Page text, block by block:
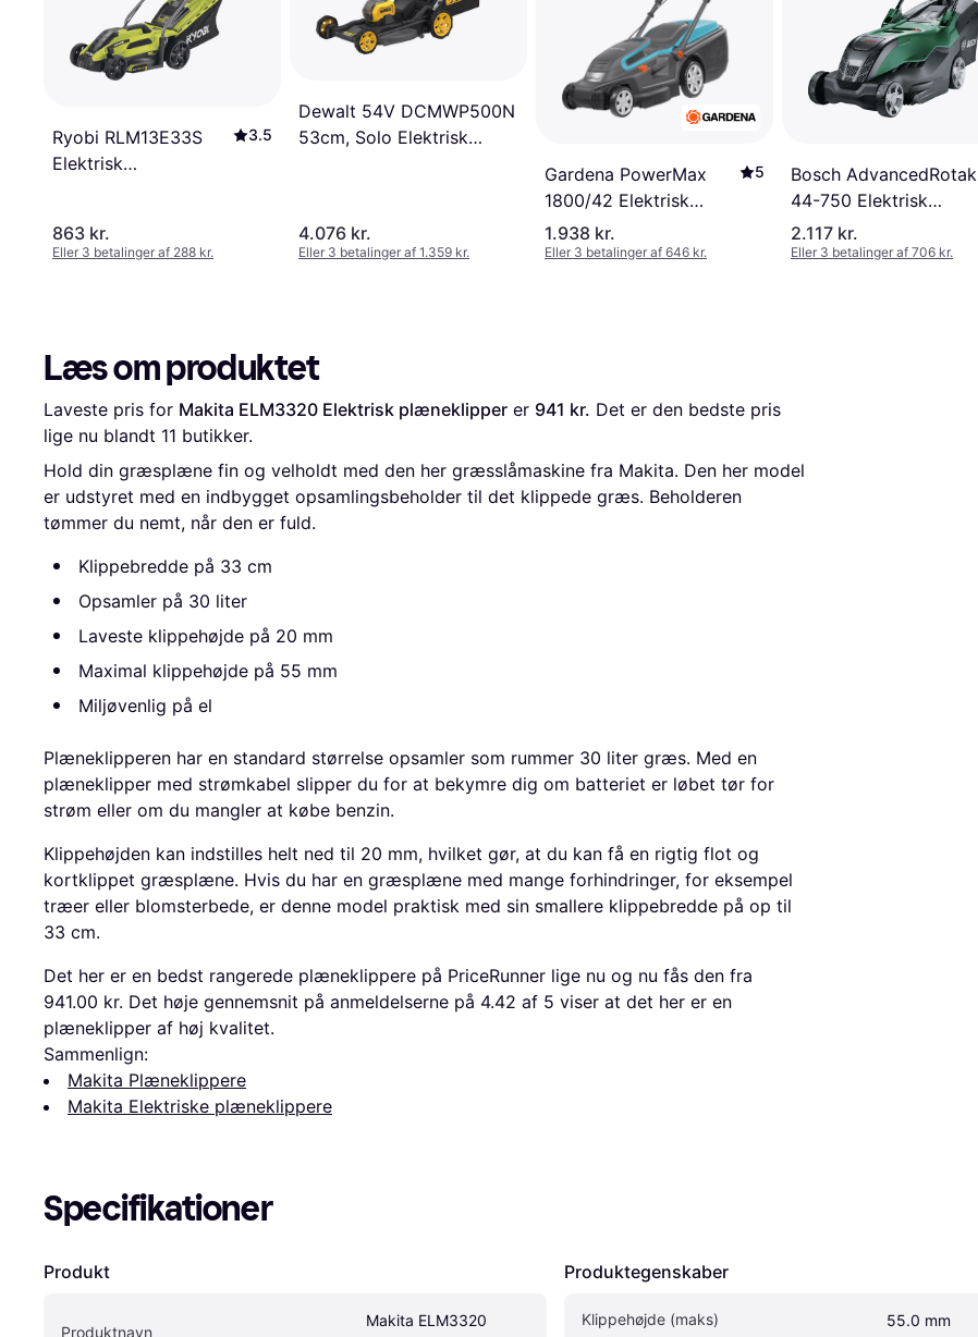
Ryobi RLM13E33S
Elektrisk
3.5
863 kr.
Eller 3 betalinger af 288 kr.
Dewalt 54V DCMWP500N
53cm, Solo Elektrisk
4.076 kr.
Eller 3 betalinger af 1.359 kr.
Gardena PowerMax
1800/42 Elektrisk
plæneklipper
5
1.938 kr.
Eller 3 betalinger af 646 kr.
Bosch AdvancedRotak
44-750 Elektrisk
plæneklipper
2.117 kr.
Eller 3 betalinger af 706 kr.
Læs om produktet
Laveste pris for Makita ELM3320 Elektrisk plæneklipper er 941 kr. Det er den bedste pris
lige nu blandt 11 butikker.
Hold din græsplæne fin og velholdt med den her græsslåmaskine fra Makita. Den her model
er udstyret med en indbygget opsamlingsbeholder til det klippede græs. Beholderen
tømmer du nemt, når den er fuld.
Klippebredde på 33 cm
Opsamler på 30 liter
Laveste klippehøjde på 20 mm
Maximal klippehøjde på 55 mm
Miljøvenlig på el
Plæneklipperen har en standard størrelse opsamler som rummer 30 liter græs. Med en
plæneklipper med strømkabel slipper du for at bekymre dig om batteriet er løbet tør for
strøm eller om du mangler at købe benzin.
Klippehøjden kan indstilles helt ned til 20 mm, hvilket gør, at du kan få en rigtig flot og
kortklippet græsplæne. Hvis du har en græsplæne med mange forhindringer, for eksempel
træer eller blomsterbede, er denne model praktisk med sin smallere klippebredde på op til
33 cm.
Det her er en bedst rangerede plæneklippere på PriceRunner lige nu og nu fås den fra
941.00 kr. Det høje gennemsnit på anmeldelserne på 4.42 af 5 viser at det her er en
plæneklipper af høj kvalitet.
Sammenlign:
Makita Plæneklippere
Makita Elektriske plæneklippere
Specifikationer
Produkt
Produktnavn
Makita ELM3320
Produktegenskaber
Klippehøjde (maks) 55.0 mm